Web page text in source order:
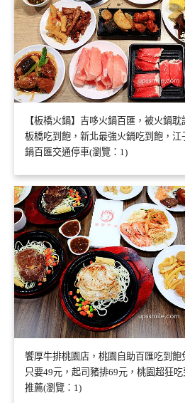
【板橋火鍋】吉哆火鍋百匯，被火鍋
板橋吃到飽，新北最強火鍋吃到飽，
鍋百匯交通停車(瀏覽：1)
饗厚牛排桃園店，桃園自助百匯吃到飽
只要49元，起司豬排69元，桃園超狂
推薦(瀏覽：1)